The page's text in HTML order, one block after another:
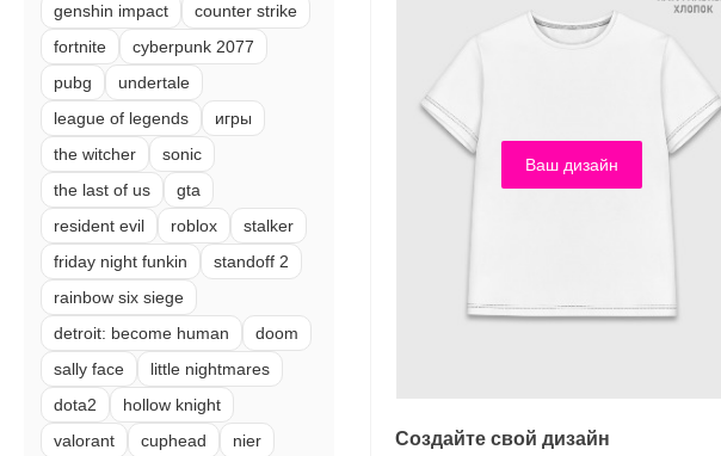
genshin impact
counter strike
fortnite
cyberpunk 2077
pubg
undertale
league of legends
игры
the witcher
sonic
the last of us
gta
resident evil
roblox
stalker
friday night funkin
standoff 2
rainbow six siege
detroit: become human
doom
sally face
little nightmares
dota2
hollow knight
valorant
cuphead
nier
Ваш дизайн
Создайте свой дизайн